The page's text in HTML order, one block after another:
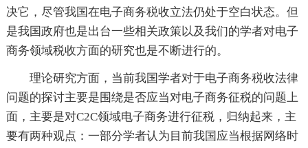
决它，尽管我国在电子商务税收立法仍处于空白状态。但
是我国政府也是出台一些相关政策以及我们的学者对电子
商务领域税收方面的研究也是不断进行的。
理论研究方面，当前我国学者对于电子商务税收法律
问题的探讨主要是围绕是否应当对电子商务征税的问题上
面，主要是对C2C领域电子商务进行征税，归纳起来，主
要有两种观点：一部分学者认为目前我国应当根据网络时